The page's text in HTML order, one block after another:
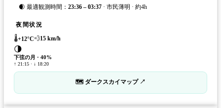
🌒 最適観測時間： 23:36 – 03:37 · 市民薄明 · 約4h
夜間状況
🌡️+12°C💨15 km/h
🌗
下弦の月 · 40%
↑ 21:15 · ↓ 18:20
🗺 ダークスカイマップ ↗